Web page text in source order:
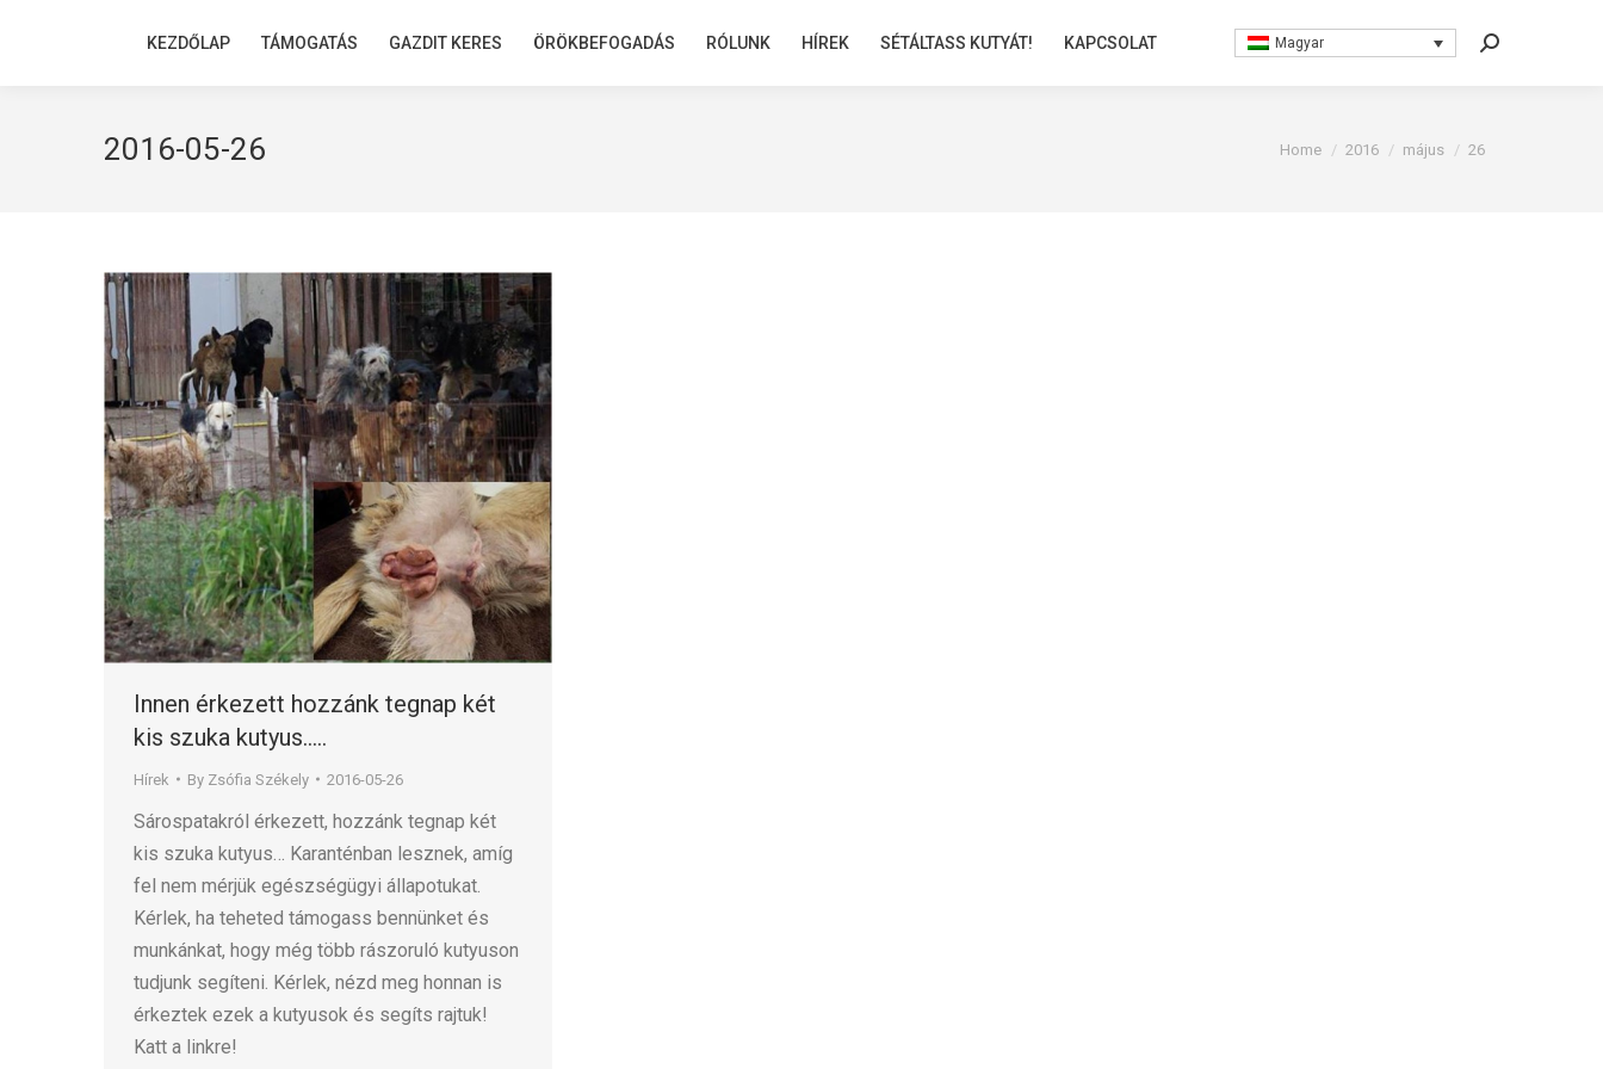
KEZDŐLAP TÁMOGATÁS GAZDIT KERES ÖRÖKBEFOGADÁS RÓLUNK HÍREK SÉTÁLTASS KUTYÁT! KAPCSOLAT Magyar Search:
2016-05-26 You are here:
Home 2016 május 26
Innen érkezett hozzánk tegnap két
kis szuka kutyus…..
Hírek By Zsófia Székely 2016-05-26
Sárospatakról érkezett, hozzánk tegnap két
kis szuka kutyus… Karanténban lesznek, amíg
fel nem mérjük egészségügyi állapotukat.
Kérlek, ha teheted támogass bennünket és
munkánkat, hogy még több rászoruló kutyuson
tudjunk segíteni. Kérlek, nézd meg honnan is
érkeztek ezek a kutyusok és segíts rajtuk!
Katt a linkre!
KEZDŐLAP TÁMOGATÁS GAZDIT KERES ÖRÖKBEFOGADÁS RÓLUNK HÍREK SÉTÁLTASS KUTYÁT! KAPCSOLAT Magyar Search: